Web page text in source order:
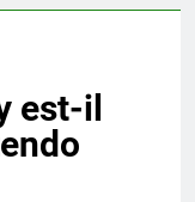
est-il